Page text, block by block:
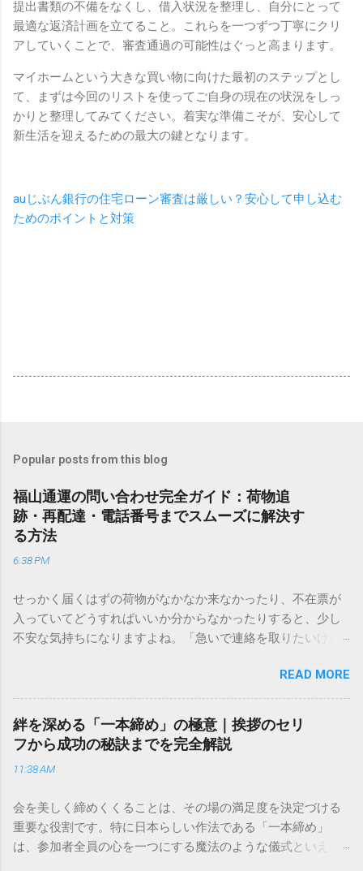
提出書類の不備をなくし、借入状況を整理し、自分にとって
最適な返済計画を立てること。これらを一つずつ丁寧にクリ
アしていくことで、審査通過の可能性はぐっと高まります。
マイホームという大きな買い物に向けた最初のステップとし
て、まずは今回のリストを使ってご自身の現在の状況をしっ
かりと整理してみてください。着実な準備こそが、安心して
新生活を迎えるための最大の鍵となります。
auじぶん銀行の住宅ローン審査は厳しい？安心して申し込む
ためのポイントと対策
Popular posts from this blog
福山通運の問い合わせ完全ガイド：荷物追
跡・再配達・電話番号までスムーズに解決す
る方法
6:38 PM
せっかく届くはずの荷物がなかなか来なかったり、不在票が
入っていてどうすればいいか分からなかったりすると、少し
不安な気持ちになりますよね。「急いで連絡を取りたいけれ
きできる？」といった疑問を抱える方も多いはずです。 福山
通運は企業間物流のイメージが強いかもしれませんが、個人
向けの宅配サービスも非常に充実しています。大切なのは、
目的に合わせた適切な連絡先を選ぶことです。この記事で
は、荷物の追跡確認から営業所への電話連絡、再配達の依頼
手順まで、初めての方でも迷わずに解決できる方法を詳しく
本全国に広範なネットワークを持つ大手運送会社です。特に
重量物や大型の荷物、そして企業間の輸送において圧倒的な
実績を誇ります。 個人で利用する場合、他の宅配業者と少し
READ MORE
絆を深める「一本締め」の極意｜挨拶のセリ
フから成功の秘訣までを完全解説
11:38 AM
会を美しく締めくくることは、その場の満足度を決定づける
重要な役割です。特に日本らしい作法である「一本締め」
は、参加者全員の心を一つにする魔法のような儀式といえる